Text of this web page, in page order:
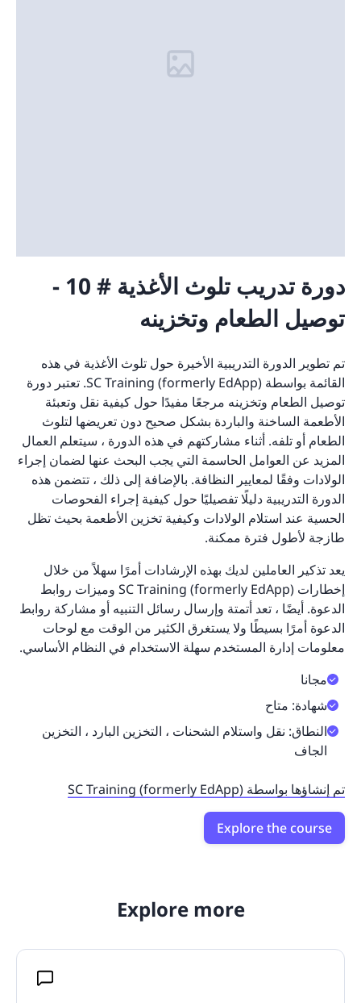
دورة تدريب تلوث الأغذية # 10 -
توصيل الطعام وتخزينه
تم تطوير الدورة التدريبية الأخيرة حول تلوث الأغذية في هذه
القائمة بواسطة SC Training (formerly EdApp). تعتبر دورة
توصيل الطعام وتخزينه مرجعًا مفيدًا حول كيفية نقل وتعبئة
الأطعمة الساخنة والباردة بشكل صحيح دون تعريضها لتلوث
الطعام أو تلفه. أثناء مشاركتهم في هذه الدورة ، سيتعلم العمال
المزيد عن العوامل الحاسمة التي يجب البحث عنها لضمان إجراء
الولادات وفقًا لمعايير النظافة. بالإضافة إلى ذلك ، تتضمن هذه
الدورة التدريبية دليلًا تفصيليًا حول كيفية إجراء الفحوصات
الحسية عند استلام الولادات وكيفية تخزين الأطعمة بحيث تظل
طازجة لأطول فترة ممكنة.
يعد تذكير العاملين لديك بهذه الإرشادات أمرًا سهلاً من خلال
إخطارات SC Training (formerly EdApp) وميزات روابط
الدعوة. أيضًا ، تعد أتمتة وإرسال رسائل التنبيه أو مشاركة روابط
الدعوة أمرًا بسيطًا ولا يستغرق الكثير من الوقت مع لوحات
معلومات إدارة المستخدم سهلة الاستخدام في النظام الأساسي.
مجانا
شهادة: متاح
النطاق: نقل واستلام الشحنات ، التخزين البارد ، التخزين
الجاف
تم إنشاؤها بواسطة SC Training (formerly EdApp)
Explore the course
Explore more